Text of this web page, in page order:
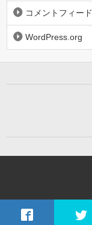
コメントフィード
WordPress.org